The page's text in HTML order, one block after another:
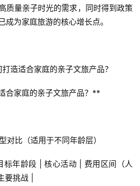
质量亲子时光的需求，同时得到政策
成为家庭旅游的核心增长点。
造适合家庭的亲子文旅产品？
合家庭的亲子文旅产品？**
对比（适用于不同年龄层）
标年龄段 | 核心活动 | 费用区间（人
挑战 |